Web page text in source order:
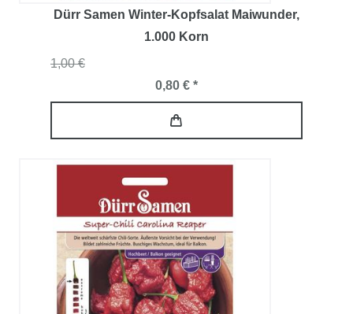
Dürr Samen Winter-Kopfsalat Maiwunder,
1.000 Korn
1,00 €
0,80 € *